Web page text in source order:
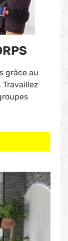
grâce au